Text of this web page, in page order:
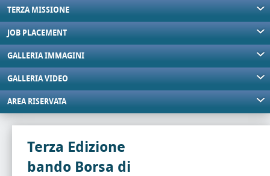
TERZA MISSIONE
JOB PLACEMENT
GALLERIA IMMAGINI
GALLERIA VIDEO
AREA RISERVATA
Terza Edizione
bando Borsa di